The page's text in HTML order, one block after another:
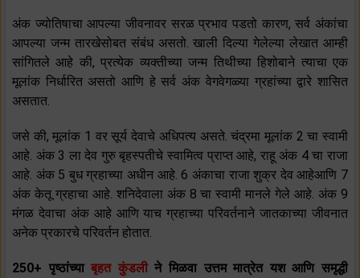
अंक ज्योतिषाचा आपल्या जीवनावर सरळ प्रभाव पडतो कारण, सर्व अंकांचा
आपल्या जन्म तारखेसोबत संबंध असतो. खाली दिल्या गेलेल्या लेखात आम्ही
सांगितले आहे की, प्रत्येक व्यक्तीच्या जन्म तिथीच्या हिशोबाने त्याचा एक
मूलांक निर्धारित असतो आणि हे सर्व अंक वेगवेगळ्या ग्रहांच्या द्वारे शासित
असतात.
जसे की, मूलांक 1 वर सूर्य देवाचे अधिपत्य असते. चंद्रमा मूलांक 2 चा स्वामी
आहे. अंक 3 ला देव गुरु बृहस्पतीचे स्वामित्व प्राप्त आहे, राहू अंक 4 चा राजा
आहे. अंक 5 बुध ग्रहाच्या अधीन आहे. 6 अंकाचा राजा शुक्र देव आहेआणि 7
अंक केतू ग्रहाचा आहे. शनिदेवाला अंक 8 चा स्वामी मानले गेले आहे. अंक 9
मंगळ देवाचा अंक आहे आणि याच ग्रहाच्या परिवर्तनाने जातकाच्या जीवनात
अनेक प्रकारचे परिवर्तन होतात.
250+ पृष्ठांच्याबृहत कुंडलीने मिळवा उत्तम मात्रेत यश आणि समृद्धी